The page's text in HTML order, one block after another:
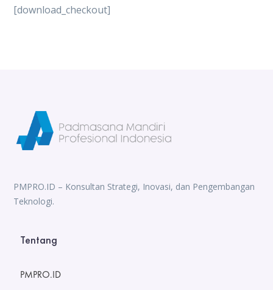
[download_checkout]
PMPRO.ID – Konsultan Strategi, Inovasi, dan Pengembangan
Teknologi.
Tentang
PMPRO.ID